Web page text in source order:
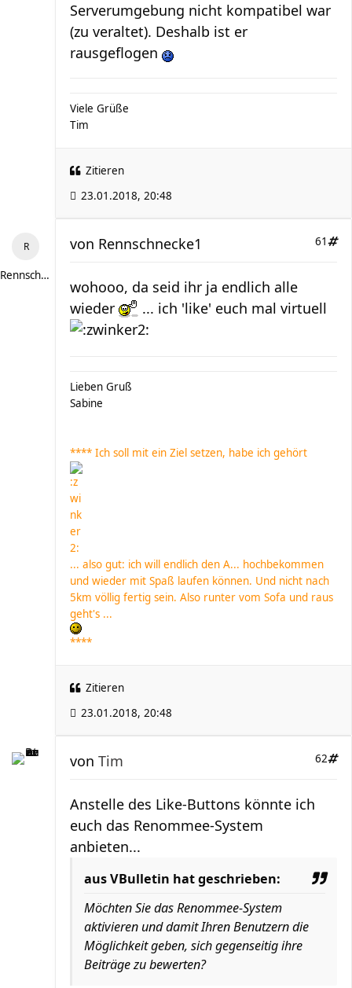
Serverumgebung nicht kompatibel war
(zu veraltet). Deshalb ist er
rausgeflogen
Viele Grüße
Tim
Zitieren
23.01.2018, 20:48
Rennschnecke1
61
von Rennschnecke1
wohooo, da seid ihr ja endlich alle
wieder
... ich 'like' euch mal virtuell
Lieben Gruß
Sabine
**** Ich soll mit ein Ziel setzen, habe ich gehört
... also gut: ich will endlich den A... hochbekommen
und wieder mit Spaß laufen können. Und nicht nach
5km völlig fertig sein. Also runter vom Sofa und raus
geht's ...
****
Zitieren
23.01.2018, 20:48
62
von Tim
Anstelle des Like-Buttons könnte ich
euch das Renommee-System
anbieten...
aus VBulletin hat geschrieben:
Möchten Sie das Renommee-System
aktivieren und damit Ihren Benutzern die
Möglichkeit geben, sich gegenseitig ihre
Beiträge zu bewerten?